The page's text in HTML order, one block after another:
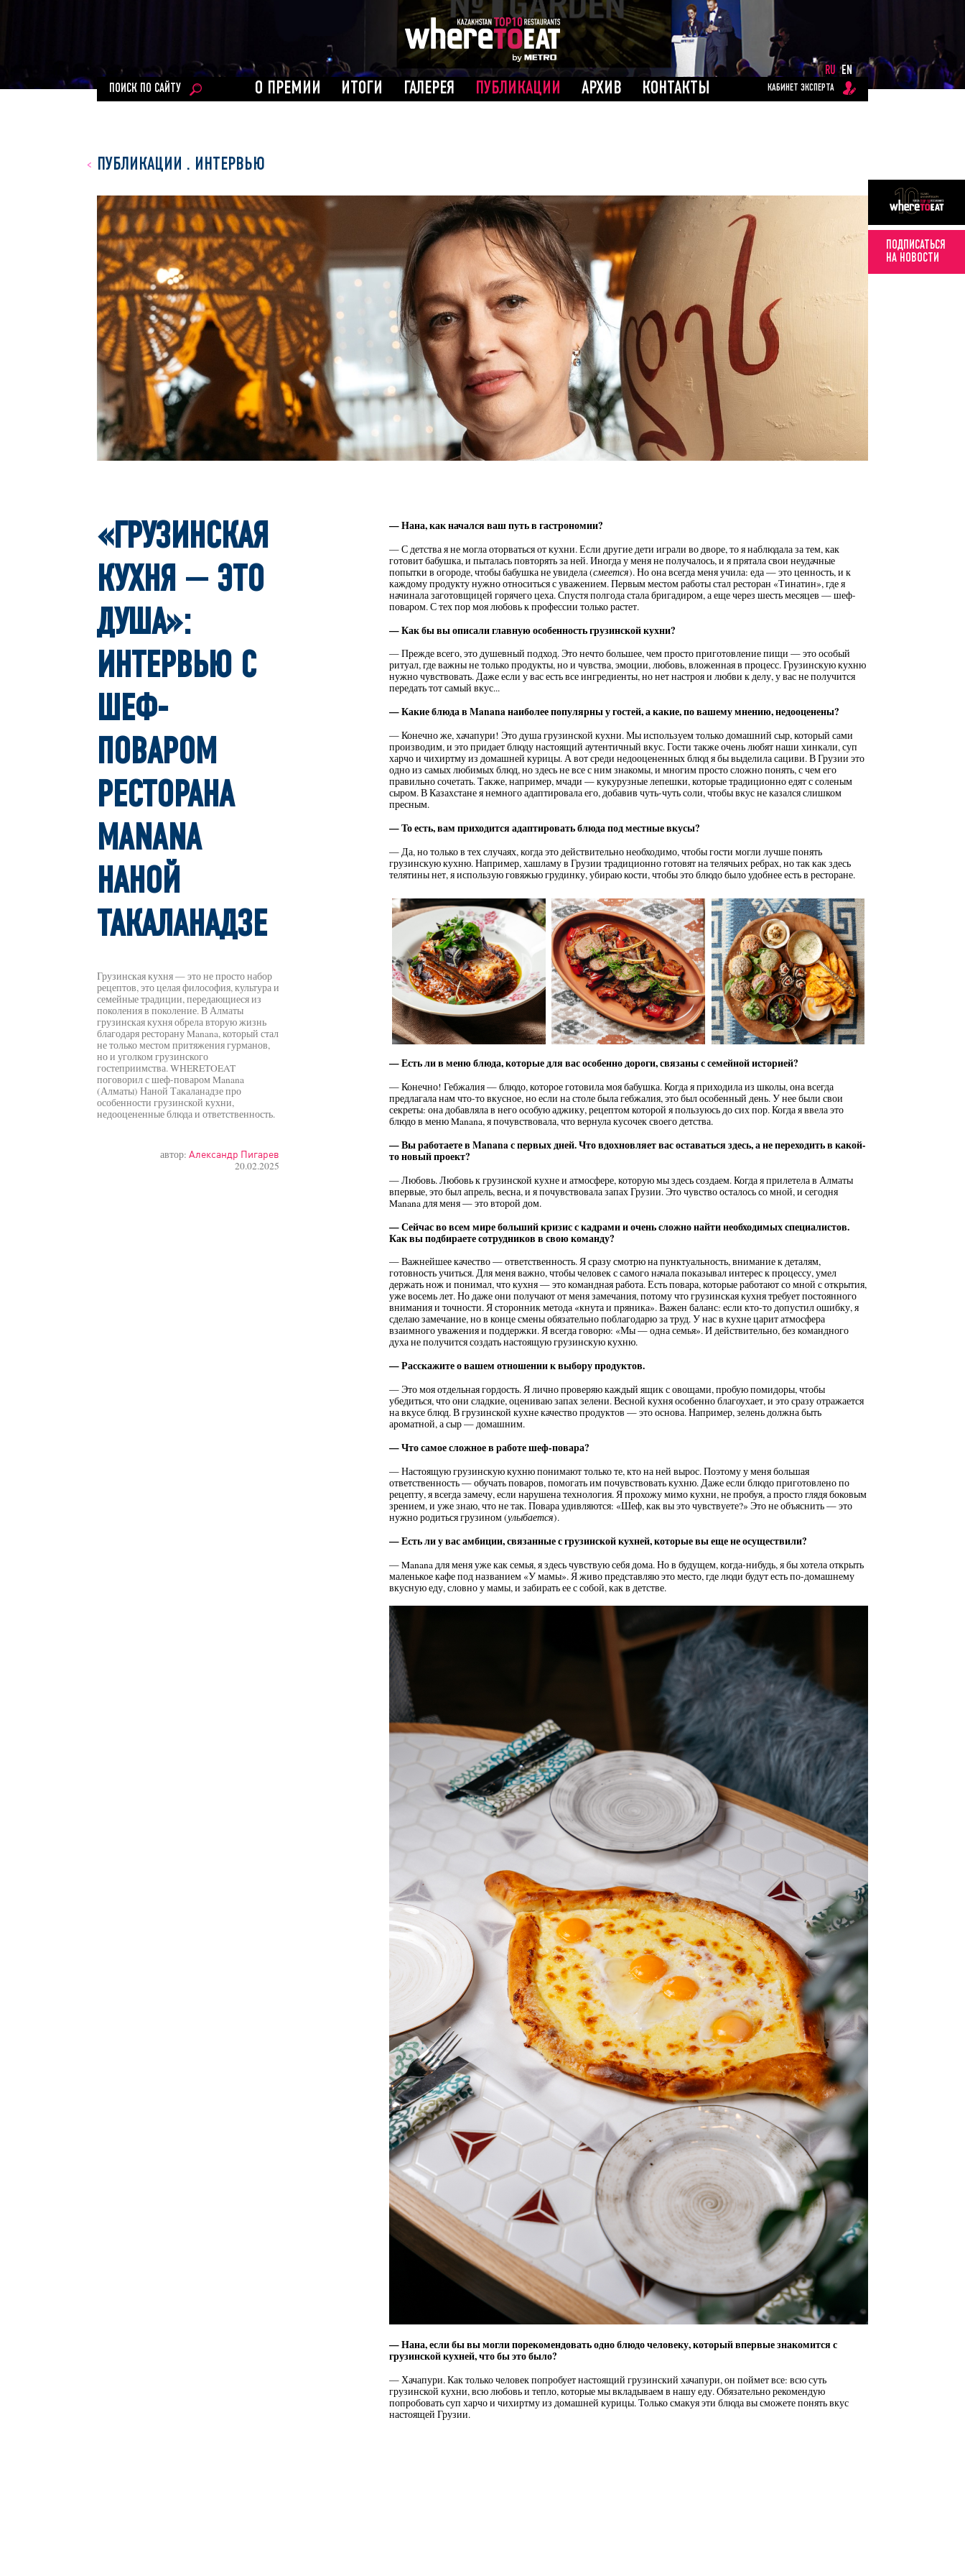
О ПРЕМИИ ИТОГИ ГАЛЕРЕЯ ПУБЛИКАЦИИ АРХИВ КОНТАКТЫ
RU EN
ПОИСК ПО САЙТУ
КАБИНЕТ ЭКСПЕРТА
ПОДПИСАТЬСЯ
НА НОВОСТИ
ПУБЛИКАЦИИ . ИНТЕРВЬЮ
«ГРУЗИНСКАЯ
КУХНЯ — ЭТО
ДУША»:
ИНТЕРВЬЮ С
ШЕФ-
ПОВАРОМ
РЕСТОРАНА
MANANA
НАНОЙ
ТАКАЛАНАДЗЕ
Грузинская кухня — это не просто набор
рецептов, это целая философия, культура и
семейные традиции, передающиеся из
поколения в поколение. В Алматы
грузинская кухня обрела вторую жизнь
благодаря ресторану Manana, который стал
не только местом притяжения гурманов,
но и уголком грузинского
гостеприимства. WHERETOEAT
поговорил с шеф-поваром Manana
(Алматы) Наной Такаланадзе про
особенности грузинской кухни,
недооцененные блюда и ответственность.
автор:Александр Пигарев
20.02.2025
— Нана, как начался ваш путь в гастрономии?
— С детства я не могла оторваться от кухни. Если другие дети играли во дворе, то я наблюдала за тем, как
готовит бабушка, и пыталась повторять за ней. Иногда у меня не получалось, и я прятала свои неудачные
попытки в огороде, чтобы бабушка не увидела (смеется). Но она всегда меня учила: еда — это ценность, и к
каждому продукту нужно относиться с уважением. Первым местом работы стал ресторан «Тинатин», где я
начинала заготовщицей горячего цеха. Спустя полгода стала бригадиром, а еще через шесть месяцев — шеф-
поваром. С тех пор моя любовь к профессии только растет.
— Как бы вы описали главную особенность грузинской кухни?
— Прежде всего, это душевный подход. Это нечто большее, чем просто приготовление пищи — это особый
ритуал, где важны не только продукты, но и чувства, эмоции, любовь, вложенная в процесс. Грузинскую кухню
нужно чувствовать. Даже если у вас есть все ингредиенты, но нет настроя и любви к делу, у вас не получится
передать тот самый вкус...
— Какие блюда в Manana наиболее популярны у гостей, а какие, по вашему мнению, недооценены?
— Конечно же, хачапури! Это душа грузинской кухни. Мы используем только домашний сыр, который сами
производим, и это придает блюду настоящий аутентичный вкус. Гости также очень любят наши хинкали, суп
харчо и чихиртму из домашней курицы. А вот среди недооцененных блюд я бы выделила сациви. В Грузии это
одно из самых любимых блюд, но здесь не все с ним знакомы, и многим просто сложно понять, с чем его
правильно сочетать. Также, например, мчади — кукурузные лепешки, которые традиционно едят с соленым
сыром. В Казахстане я немного адаптировала его, добавив чуть-чуть соли, чтобы вкус не казался слишком
пресным.
— То есть, вам приходится адаптировать блюда под местные вкусы?
— Да, но только в тех случаях, когда это действительно необходимо, чтобы гости могли лучше понять
грузинскую кухню. Например, хашламу в Грузии традиционно готовят на телячьих ребрах, но так как здесь
телятины нет, я использую говяжью грудинку, убираю кости, чтобы это блюдо было удобнее есть в ресторане.
— Есть ли в меню блюда, которые для вас особенно дороги, связаны с семейной историей?
— Конечно! Гебжалия — блюдо, которое готовила моя бабушка. Когда я приходила из школы, она всегда
предлагала нам что-то вкусное, но если на столе была гебжалия, это был особенный день. У нее были свои
секреты: она добавляла в него особую аджику, рецептом которой я пользуюсь до сих пор. Когда я ввела это
блюдо в меню Manana, я почувствовала, что вернула кусочек своего детства.
— Вы работаете в Manana с первых дней. Что вдохновляет вас оставаться здесь, а не переходить в какой-
то новый проект?
— Любовь. Любовь к грузинской кухне и атмосфере, которую мы здесь создаем. Когда я прилетела в Алматы
впервые, это был апрель, весна, и я почувствовала запах Грузии. Это чувство осталось со мной, и сегодня
Manana для меня — это второй дом.
— Сейчас во всем мире больший кризис с кадрами и очень сложно найти необходимых специалистов.
Как вы подбираете сотрудников в свою команду?
— Важнейшее качество — ответственность. Я сразу смотрю на пунктуальность, внимание к деталям,
готовность учиться. Для меня важно, чтобы человек с самого начала показывал интерес к процессу, умел
держать нож и понимал, что кухня — это командная работа. Есть повара, которые работают со мной с открытия,
уже восемь лет. Но даже они получают от меня замечания, потому что грузинская кухня требует постоянного
внимания и точности. Я сторонник метода «кнута и пряника». Важен баланс: если кто-то допустил ошибку, я
сделаю замечание, но в конце смены обязательно поблагодарю за труд. У нас в кухне царит атмосфера
взаимного уважения и поддержки. Я всегда говорю: «Мы — одна семья». И действительно, без командного
духа не получится создать настоящую грузинскую кухню.
— Расскажите о вашем отношении к выбору продуктов.
— Это моя отдельная гордость. Я лично проверяю каждый ящик с овощами, пробую помидоры, чтобы
убедиться, что они сладкие, оцениваю запах зелени. Весной кухня особенно благоухает, и это сразу отражается
на вкусе блюд. В грузинской кухне качество продуктов — это основа. Например, зелень должна быть
ароматной, а сыр — домашним.
— Что самое сложное в работе шеф-повара?
— Настоящую грузинскую кухню понимают только те, кто на ней вырос. Поэтому у меня большая
ответственность — обучать поваров, помогать им почувствовать кухню. Даже если блюдо приготовлено по
рецепту, я всегда замечу, если нарушена технология. Я прохожу мимо кухни, не пробуя, а просто глядя боковым
зрением, и уже знаю, что не так. Повара удивляются: «Шеф, как вы это чувствуете?» Это не объяснить — это
нужно родиться грузином (улыбается).
— Есть ли у вас амбиции, связанные с грузинской кухней, которые вы еще не осуществили?
— Manana для меня уже как семья, я здесь чувствую себя дома. Но в будущем, когда-нибудь, я бы хотела открыть
маленькое кафе под названием «У мамы». Я живо представляю это место, где люди будут есть по-домашнему
вкусную еду, словно у мамы, и забирать ее с собой, как в детстве.
— Нана, если бы вы могли порекомендовать одно блюдо человеку, который впервые знакомится с
грузинской кухней, что бы это было?
— Хачапури. Как только человек попробует настоящий грузинский хачапури, он поймет все: всю суть
грузинской кухни, всю любовь и тепло, которые мы вкладываем в нашу еду. Обязательно рекомендую
попробовать суп харчо и чихиртму из домашней курицы. Только смакуя эти блюда вы сможете понять вкус
настоящей Грузии.